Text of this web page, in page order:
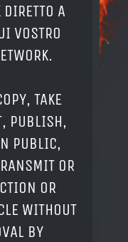
A
VOSTRO
TAKE
PUBLISH,
PUBLIC,
OR
OR
WITHOUT
BY